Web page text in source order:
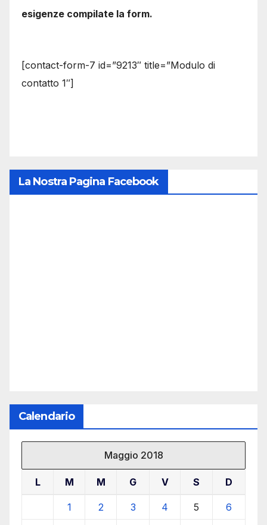
esigenze compilate la form.
[contact-form-7 id=”9213″ title=”Modulo di
contatto 1″]
La Nostra Pagina Facebook
Calendario
Maggio 2018
L M M G V S D
1 2 3 4 5 6